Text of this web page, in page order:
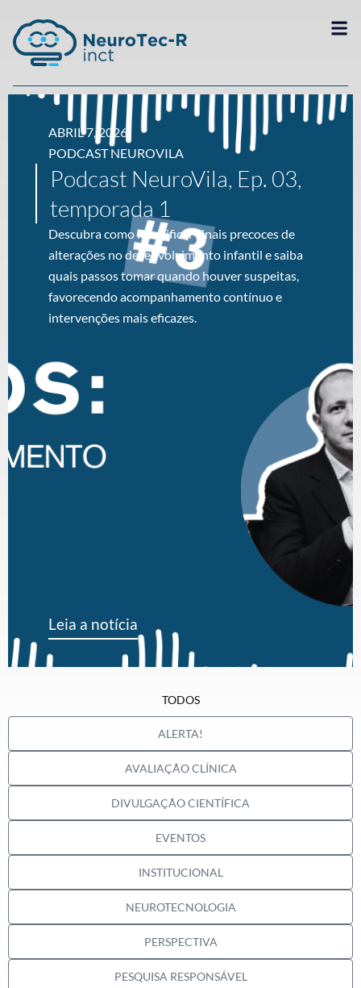
ABRIL 7, 2026
PODCAST NEUROVILA
Podcast NeuroVila, Ep. 03,
temporada 1
Descubra como identificar sinais precoces de
alterações no desenvolvimento infantil e saiba
quais passos tomar quando houver suspeitas,
favorecendo acompanhamento contínuo e
intervenções mais eficazes.
Leia a notícia
ALERTA!
AVALIAÇÃO CLÍNICA
DIVULGAÇÃO CIENTÍFICA
EVENTOS
INSTITUCIONAL
NEUROTECNOLOGIA
PERSPECTIVA
PESQUISA RESPONSÁVEL
TODOS